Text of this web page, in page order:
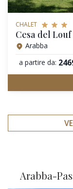
CHALET
Cesa del Louf
Arabba
a partire da:
Arabba-